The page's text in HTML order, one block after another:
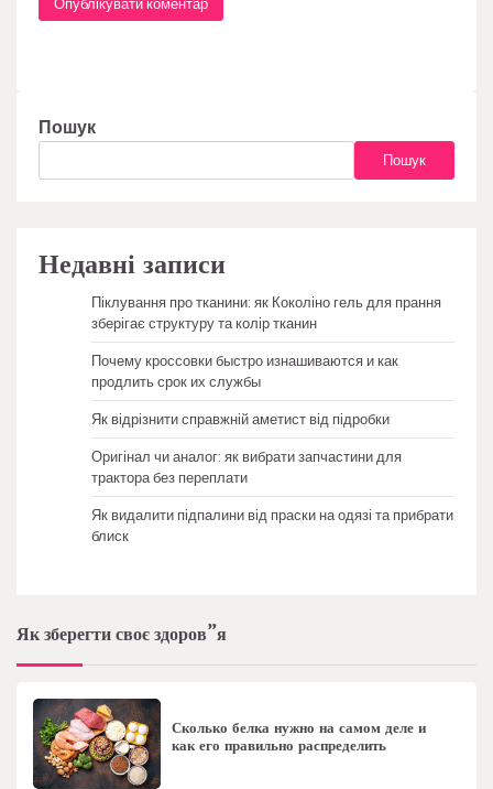
Пошук
Пошук
Недавні записи
Піклування про тканини: як Коколіно гель для прання
зберігає структуру та колір тканин
Почему кроссовки быстро изнашиваются и как
продлить срок их службы
Як відрізнити справжній аметист від підробки
Оригінал чи аналог: як вибрати запчастини для
трактора без переплати
Як видалити підпалини від праски на одязі та прибрати
блиск
Як зберегти своє здоров”я
Сколько белка нужно на самом деле и
как его правильно распределить